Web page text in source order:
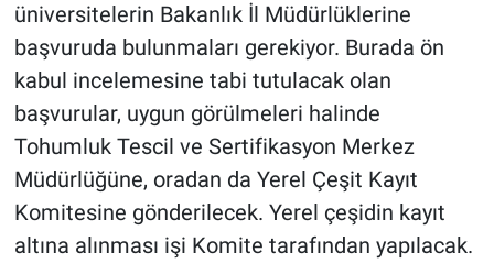
üniversitelerin Bakanlık İl Müdürlüklerine
başvuruda bulunmaları gerekiyor. Burada ön
kabul incelemesine tabi tutulacak olan
başvurular, uygun görülmeleri halinde
Tohumluk Tescil ve Sertifikasyon Merkez
Müdürlüğüne, oradan da Yerel Çeşit Kayıt
Komitesine gönderilecek. Yerel çeşidin kayıt
altına alınması işi Komite tarafından yapılacak.